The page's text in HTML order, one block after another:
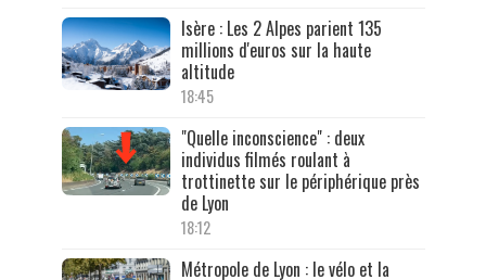
Isère : Les 2 Alpes parient 135
millions d'euros sur la haute
altitude
18:45
"Quelle inconscience" : deux
individus filmés roulant à
trottinette sur le périphérique près
de Lyon
18:12
Métropole de Lyon : le vélo et la